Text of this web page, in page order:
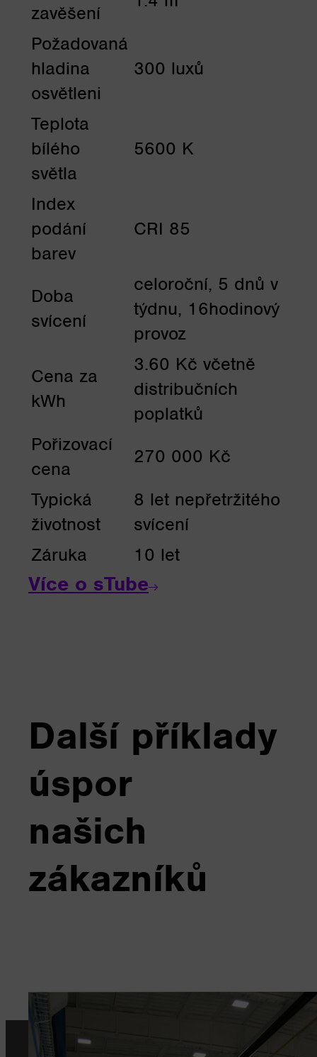
zavěšení
Požadovaná
hladina
osvětleni
300 luxů
Teplota
bílého
světla
5600 K
Index
podání
barev
CRI 85
Doba
svícení
celoroční, 5 dnů v
týdnu, 16hodinový
provoz
Cena za
kWh
3.60 Kč včetně
distribučních
poplatků
Pořizovací
cena
270 000 Kč
Typická
životnost
8 let nepřetržitého
svícení
Záruka
10 let
Více o sTube
Další příklady
úspor
našich
zákazníků